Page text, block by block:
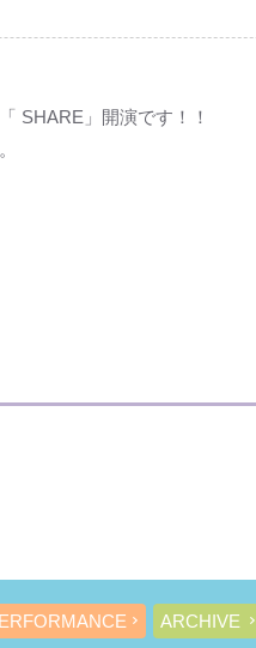
SHARE」開演です！！
ARCHIVE